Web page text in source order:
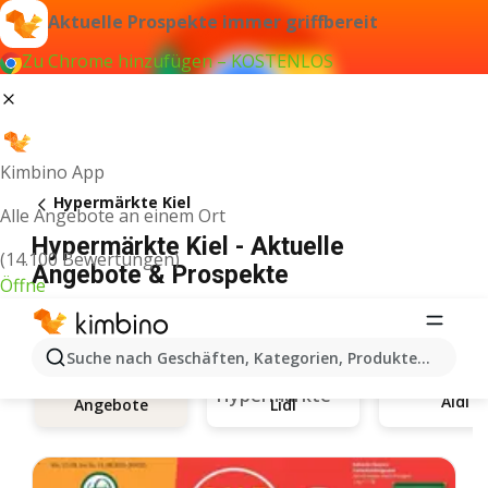
Aktuelle Prospekte immer griffbereit
Zu Chrome hinzufügen – KOSTENLOS
Kimbino App
Alle Angebote an einem Ort
(14.100 Bewertungen)
Öffne
Suche nach Geschäften, Kategorien, Produkten...
Hypermärkte Kiel
Hypermärkte Kiel - Aktuelle
Angebote & Prospekte
Angebote Lidl Aldi